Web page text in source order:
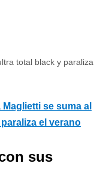
total black y paraliza
se suma al
el verano
sus